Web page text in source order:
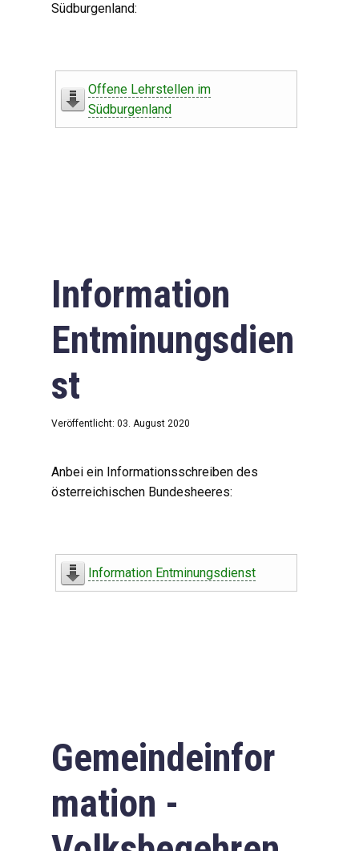
Südburgenland:
Offene Lehrstellen im
Südburgenland
Information
Entminungsdien
st
Veröffentlicht: 03. August 2020
Anbei ein Informationsschreiben des
österreichischen Bundesheeres:
Information Entminungsdienst
Gemeindeinfor
mation -